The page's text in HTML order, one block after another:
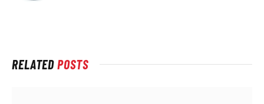
RELATEDPOSTS